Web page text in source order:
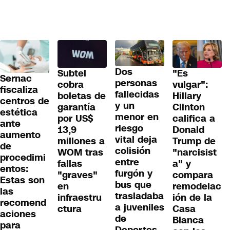
Sernac
fiscaliza
centros de
estética
ante
aumento
de
procedimi
entos:
Estas son
las
recomend
aciones
para
Subtel
cobra
boletas de
garantía
por US$
13,9
millones a
WOM tras
fallas
"graves"
en
infraestru
ctura
Dos
personas
fallecidas
y un
menor en
riesgo
vital deja
colisión
entre
furgón y
bus que
trasladaba
a juveniles
de
"Es
vulgar":
Hillary
Clinton
califica a
Donald
Trump de
"narcisist
a" y
compara
remodelac
ión de la
Casa
Blanca